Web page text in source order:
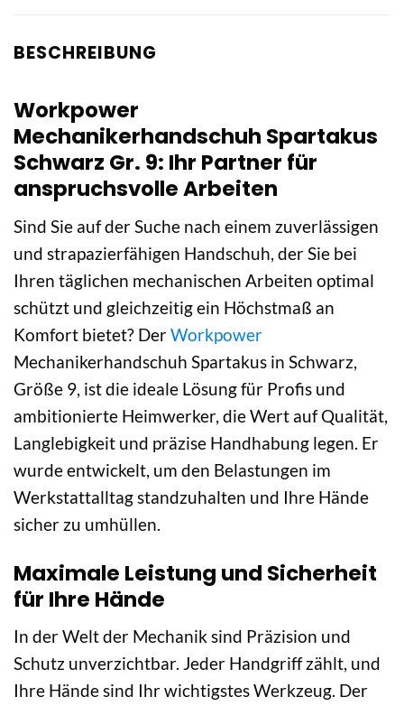
BESCHREIBUNG
Workpower
Mechanikerhandschuh Spartakus
Schwarz Gr. 9: Ihr Partner für
anspruchsvolle Arbeiten
Sind Sie auf der Suche nach einem zuverlässigen
und strapazierfähigen Handschuh, der Sie bei
Ihren täglichen mechanischen Arbeiten optimal
schützt und gleichzeitig ein Höchstmaß an
Komfort bietet? DerWorkpower
Mechanikerhandschuh Spartakus in Schwarz,
Größe 9, ist die ideale Lösung für Profis und
ambitionierte Heimwerker, die Wert auf Qualität,
Langlebigkeit und präzise Handhabung legen. Er
wurde entwickelt, um den Belastungen im
Werkstattalltag standzuhalten und Ihre Hände
sicher zu umhüllen.
Maximale Leistung und Sicherheit
für Ihre Hände
In der Welt der Mechanik sind Präzision und
Schutz unverzichtbar. Jeder Handgriff zählt, und
Ihre Hände sind Ihr wichtigstes Werkzeug. Der